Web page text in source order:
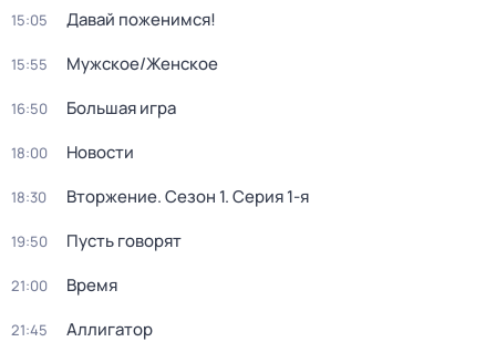
15:05 Давай поженимся!
15:55 Мужское/Женское
16:50 Большая игра
18:00 Новости
18:30 Вторжение. Сезон 1. Серия 1-я
19:50 Пусть говорят
21:00 Время
21:45 Аллигатор